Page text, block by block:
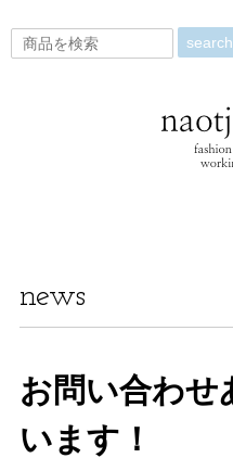
search
news
お問い合わせ
います！